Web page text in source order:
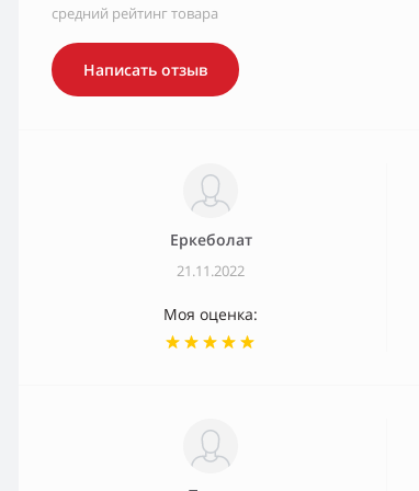
средний рейтинг товара
Написать отзыв
Еркеболат
21.11.2022
Моя оценка: